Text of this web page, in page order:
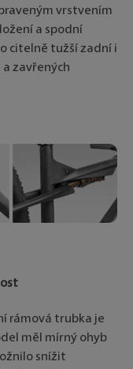
vrstvením
a spodní
citelně tužší zadní i
zavřených
rámová trubka je
měl mírný ohyb
snížit